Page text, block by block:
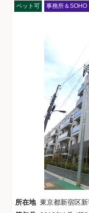
ペット可 事務所＆SOHO
所在地 東京都新宿区